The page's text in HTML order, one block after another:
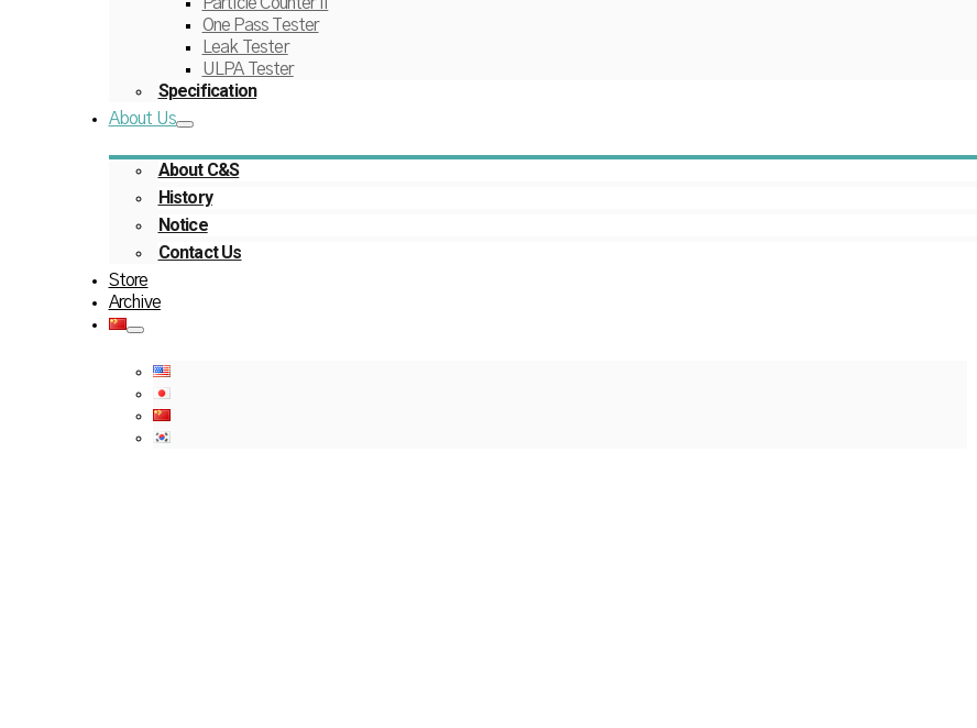
One Pass Tester
Leak Tester
ULPA Tester
Specification
About Us
About C&S
History
Notice
Contact Us
Store
Archive